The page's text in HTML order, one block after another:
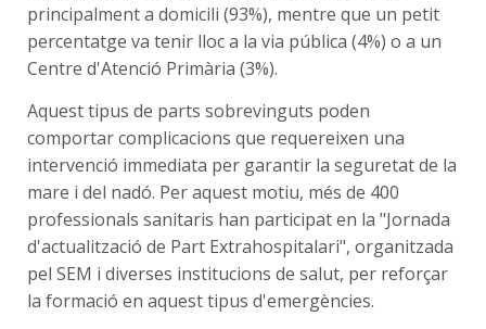
principalment a domicili (93%), mentre que un petit
percentatge va tenir lloc a la via pública (4%) o a un
Centre d'Atenció Primària (3%).
Aquest tipus de parts sobrevinguts poden
comportar complicacions que requereixen una
intervenció immediata per garantir la seguretat de la
mare i del nadó. Per aquest motiu, més de 400
professionals sanitaris han participat en la "Jornada
d'actualització de Part Extrahospitalari", organitzada
pel SEM i diverses institucions de salut, per reforçar
la formació en aquest tipus d'emergències.